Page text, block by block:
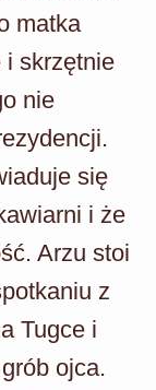
matka
i skrzętnie
nie
się
i że
Arzu stoi
z
Tugce i
ojca.